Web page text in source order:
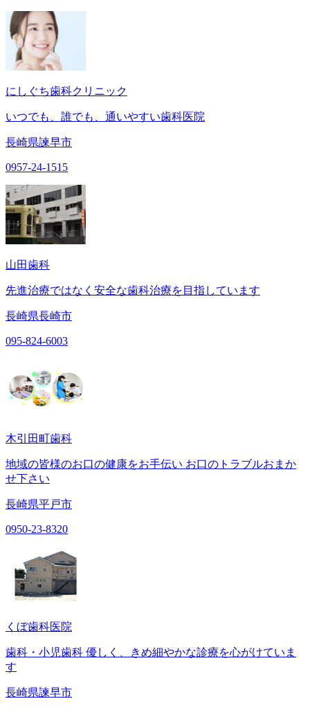
にしぐち歯科クリニック
いつでも、誰でも、通いやすい歯科医院
長崎県諫早市
0957-24-1515
山田歯科
先進治療ではなく安全な歯科治療を目指しています
長崎県長崎市
095-824-6003
木引田町歯科
地域の皆様のお口の健康をお手伝い お口のトラブルおまか
せ下さい
長崎県平戸市
0950-23-8320
くぼ歯科医院
歯科・小児歯科 優しく、きめ細やかな診療を心がけていま
す
長崎県諫早市